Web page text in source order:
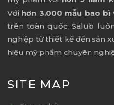
Với hơn 3.000 mẫu bao bì
trên toàn quốc, Salub
nghiệp từ thiết kế đến sản
hiệu mỹ phẩm chuyên
SITE MAP